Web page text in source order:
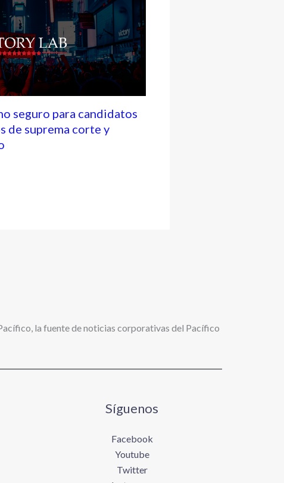
seguro para candidatos
de suprema corte y
la fuente de noticias corporativas del Pacífico
Síguenos
Facebook
Youtube
Twitter